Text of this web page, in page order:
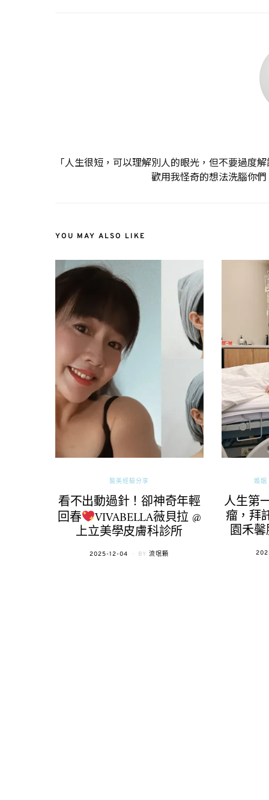
「人生很短，可以理解別人的眼光，但不要過度
歡用我怪奇的想法洗腦你
YOU MAY ALSO LIKE
醫美經驗分享
看不出動過針！卻神奇年輕
回春 VIVABELLA薇貝拉 @
上立美學皮膚科診所
POSTED
2025-12-04 BY 流氓顆
婚姻
人生第
瘤，拜
園禾